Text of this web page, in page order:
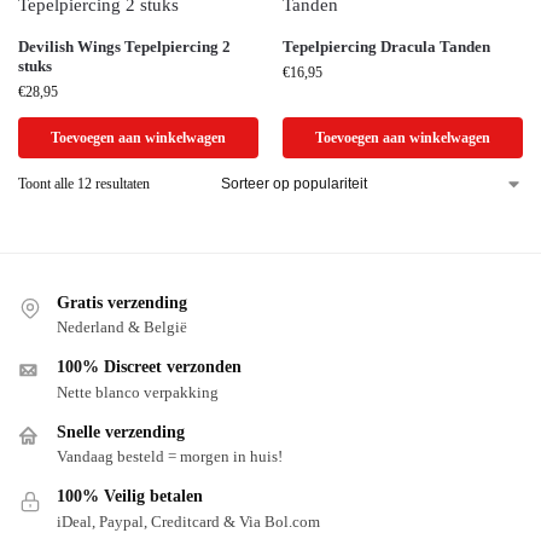
Devilish Wings Tepelpiercing 2
stuks
€28,95
Toevoegen aan winkelwagen
Tepelpiercing Dracula Tanden
€16,95
Toevoegen aan winkelwagen
Toont alle 12 resultaten
Gratis verzending
Nederland & België
100% Discreet verzonden
Nette blanco verpakking
Snelle verzending
Vandaag besteld = morgen in huis!
100% Veilig betalen
iDeal, Paypal, Creditcard & Via Bol.com